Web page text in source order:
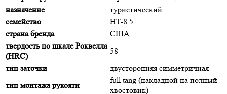
назначение
туристический
семейство
HT-8.5
страна бренда
США
твердость по шкале Роквелла
(HRC)
58
тип заточки
двусторонняя симметричная
тип монтажа рукояти
full tang (накладной на полный
хвостовик)